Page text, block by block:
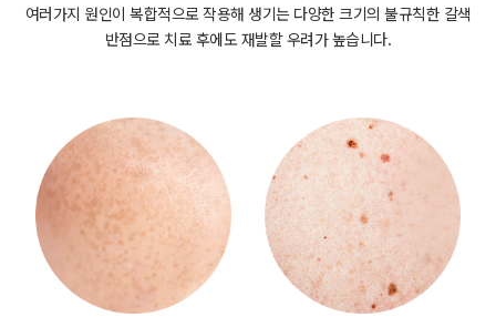
여러가지 원인이 복합적으로 작용해 생기는다양한 크기의 불규칙한 갈색
반점으로 치료 후에도 재발할 우려가 높습니다.